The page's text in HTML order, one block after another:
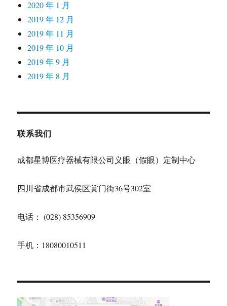
2020 年 1 月
2019 年 12 月
2019 年 11 月
2019 年 10 月
2019 年 9 月
2019 年 8 月
联系我们
成都星博医疗器械有限公司义眼（假眼）定制中心
四川省成都市武侯区黉门街36号302室
电话： (028) 85356909
手机：18080010511